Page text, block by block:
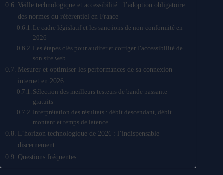
Veille technologique et accessibilité : l’adoption obligatoire
des normes du référentiel en France
Le cadre législatif et les sanctions de non-conformité en
2026
Les étapes clés pour auditer et corriger l’accessibilité de
son site web
Mesurer et optimiser les performances de sa connexion
internet en 2026
Sélection des meilleurs testeurs de bande passante
gratuits
Interprétation des résultats : débit descendant, débit
montant et temps de latence
L’horizon technologique de 2026 : l’indispensable
discernement
Questions fréquentes